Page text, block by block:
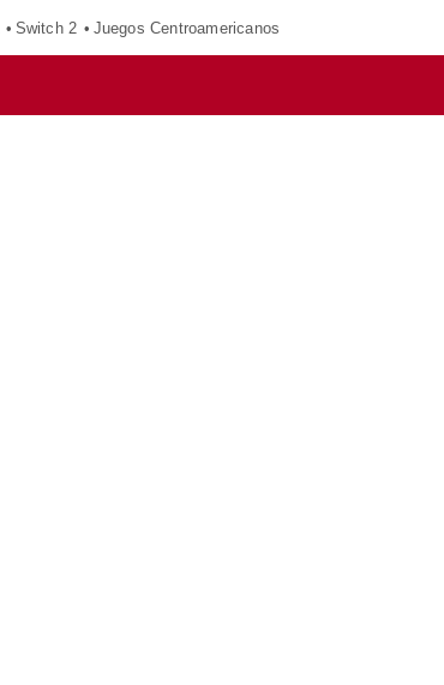
Switch 2 Juegos Centroamericanos